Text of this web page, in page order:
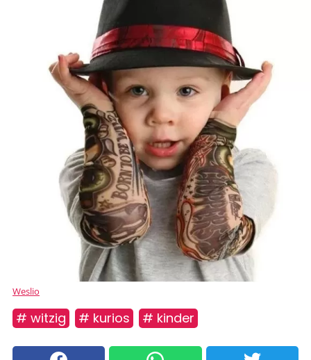
Weslio
# witzig # kurios # kinder